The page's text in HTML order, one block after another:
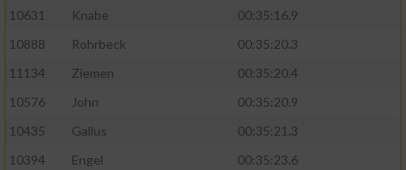
10631
Knabe
00:35:16.9
10888
Rohrbeck
00:35:20.3
11134
Ziemen
00:35:20.4
10576
John
00:35:20.9
10435
Gallus
00:35:21.3
10394
Engel
00:35:23.6